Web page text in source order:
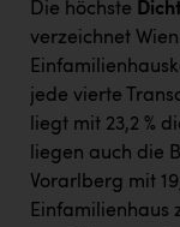
Die höchste
verzeichnet
jede vierte
liegt mit 23,2 %
liegen auch die
Vorarlberg mit
Einfamilienhaus